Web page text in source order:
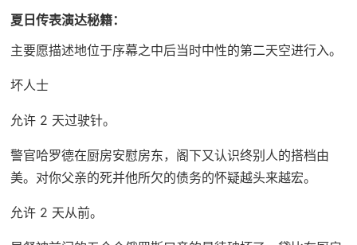
夏日传表演达秘籍：
主要愿描述地位于序幕之中后当时中性的第二天空进行入。
坏人士
允许 2 天过驶针。
警官哈罗德在厨房安慰房东，阁下又认识终别人的搭档由
美。对你父亲的死并他所欠的债务的怀疑越头来越宏。
允许 2 天从前。